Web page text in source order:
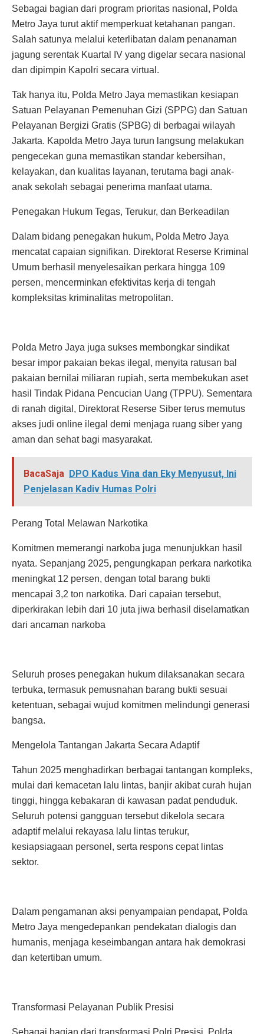
Sebagai bagian dari program prioritas nasional, Polda
Metro Jaya turut aktif memperkuat ketahanan pangan.
Salah satunya melalui keterlibatan dalam penanaman
jagung serentak Kuartal IV yang digelar secara nasional
dan dipimpin Kapolri secara virtual.
Tak hanya itu, Polda Metro Jaya memastikan kesiapan
Satuan Pelayanan Pemenuhan Gizi (SPPG) dan Satuan
Pelayanan Bergizi Gratis (SPBG) di berbagai wilayah
Jakarta. Kapolda Metro Jaya turun langsung melakukan
pengecekan guna memastikan standar kebersihan,
kelayakan, dan kualitas layanan, terutama bagi anak-
anak sekolah sebagai penerima manfaat utama.
Penegakan Hukum Tegas, Terukur, dan Berkeadilan
Dalam bidang penegakan hukum, Polda Metro Jaya
mencatat capaian signifikan. Direktorat Reserse Kriminal
Umum berhasil menyelesaikan perkara hingga 109
persen, mencerminkan efektivitas kerja di tengah
kompleksitas kriminalitas metropolitan.
Polda Metro Jaya juga sukses membongkar sindikat
besar impor pakaian bekas ilegal, menyita ratusan bal
pakaian bernilai miliaran rupiah, serta membekukan aset
hasil Tindak Pidana Pencucian Uang (TPPU). Sementara
di ranah digital, Direktorat Reserse Siber terus memutus
akses judi online ilegal demi menjaga ruang siber yang
aman dan sehat bagi masyarakat.
BacaSaja DPO Kadus Vina dan Eky Menyusut, Ini
Penjelasan Kadiv Humas Polri
Perang Total Melawan Narkotika
Komitmen memerangi narkoba juga menunjukkan hasil
nyata. Sepanjang 2025, pengungkapan perkara narkotika
meningkat 12 persen, dengan total barang bukti
mencapai 3,2 ton narkotika. Dari capaian tersebut,
diperkirakan lebih dari 10 juta jiwa berhasil diselamatkan
dari ancaman narkoba
Seluruh proses penegakan hukum dilaksanakan secara
terbuka, termasuk pemusnahan barang bukti sesuai
ketentuan, sebagai wujud komitmen melindungi generasi
bangsa.
Mengelola Tantangan Jakarta Secara Adaptif
Tahun 2025 menghadirkan berbagai tantangan kompleks,
mulai dari kemacetan lalu lintas, banjir akibat curah hujan
tinggi, hingga kebakaran di kawasan padat penduduk.
Seluruh potensi gangguan tersebut dikelola secara
adaptif melalui rekayasa lalu lintas terukur,
kesiapsiagaan personel, serta respons cepat lintas
sektor.
Dalam pengamanan aksi penyampaian pendapat, Polda
Metro Jaya mengedepankan pendekatan dialogis dan
humanis, menjaga keseimbangan antara hak demokrasi
dan ketertiban umum.
Transformasi Pelayanan Publik Presisi
Sebagai bagian dari transformasi Polri Presisi, Polda